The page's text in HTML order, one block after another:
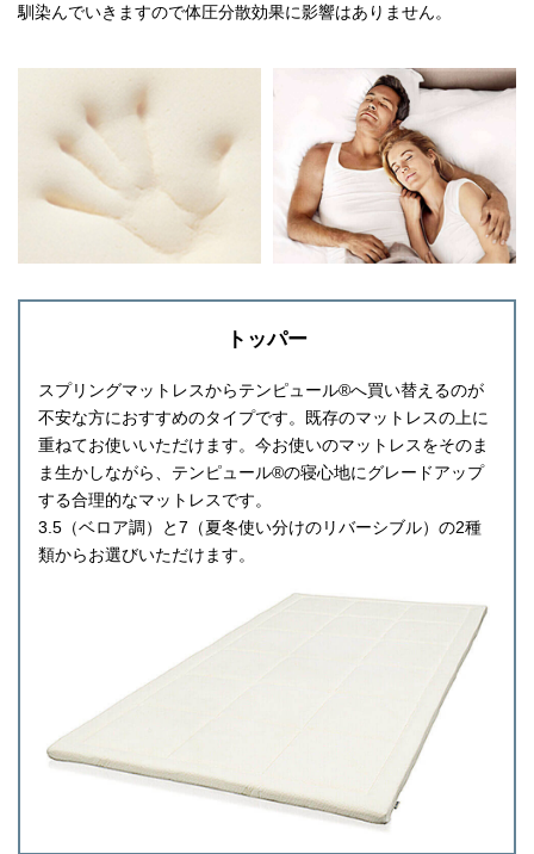
馴染んでいきますので体圧分散効果に影響はありません。
トッパー
スプリングマットレスからテンピュール®へ買い替えるのが
不安な方におすすめのタイプです。既存のマットレスの上に
重ねてお使いいただけます。今お使いのマットレスをそのま
ま生かしながら、テンピュール®の寝心地にグレードアップ
する合理的なマットレスです。
3.5（ベロア調）と7（夏冬使い分けのリバーシブル）の2種
類からお選びいただけます。